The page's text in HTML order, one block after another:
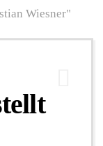
Wiesner"